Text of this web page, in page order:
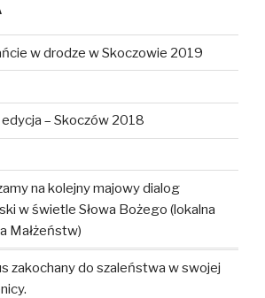
w drodze w Skoczowie 2019
edycja – Skoczów 2018
na kolejny majowy dialog
w świetle Słowa Bożego (lokalna
Małżeństw)
zakochany do szaleństwa w swojej